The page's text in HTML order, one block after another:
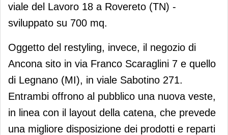
viale del Lavoro 18 a Rovereto (TN) -
sviluppato su 700 mq.
Oggetto del restyling, invece, il negozio di
Ancona sito in via Franco Scaraglini 7 e quello
di Legnano (MI), in viale Sabotino 271.
Entrambi offrono al pubblico una nuova veste,
in linea con il layout della catena, che prevede
una migliore disposizione dei prodotti e reparti